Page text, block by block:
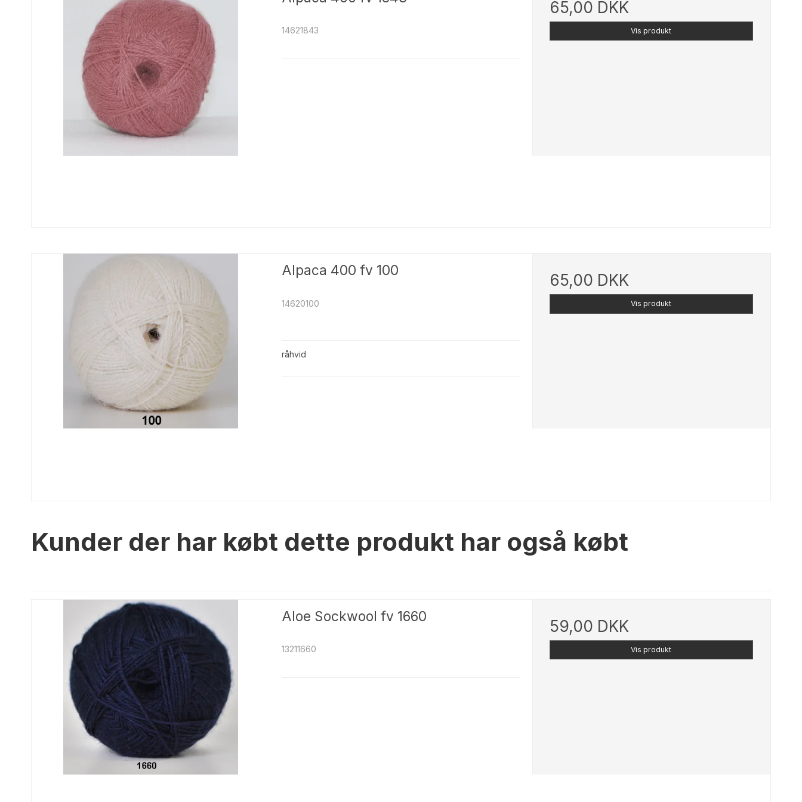
14621843
65,00 DKK
Vis produkt
Alpaca 400 fv 100
14620100
råhvid
65,00 DKK
Vis produkt
Kunder der har købt dette produkt har også købt
Aloe Sockwool fv 1660
13211660
59,00 DKK
Vis produkt